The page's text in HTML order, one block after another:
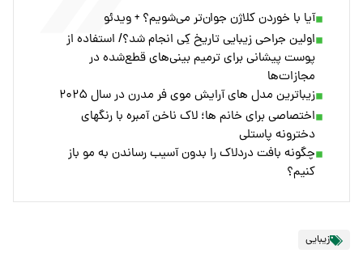
آیا با خوردن کلاژن جوان‌تر می‌شویم؟ + ویدئو
اولین جراحی زیبایی تاریخ کِی انجام شد؟/ استفاده از
پوست پیشانی برای ترمیم بینی‌های قطع‌شده در
مجازات‌ها
زیباترین مدل های آرایش موی فر مدرن در سال ۲۰۲۵
اختصاصی برای خانم ها؛ لاک ناخن آمبره با رنگهای
دخترونه پاستلی
چگونه بافت دردلاک را بدون آسیب رساندن به مو باز
کنیم؟
زیبایی